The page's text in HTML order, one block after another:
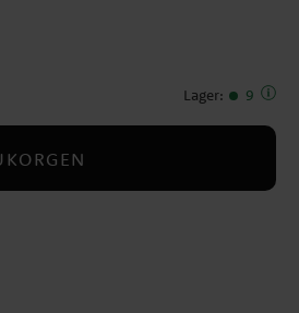
Lager: 9